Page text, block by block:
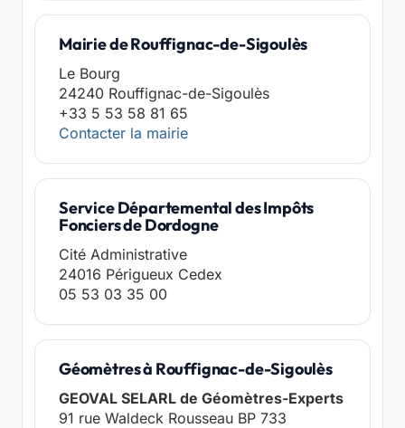
Mairie de Rouffignac-de-Sigoulès
Le Bourg
24240 Rouffignac-de-Sigoulès
+33 5 53 58 81 65
Contacter la mairie
Service Départemental des Impôts
Fonciers de Dordogne
Cité Administrative
24016 Périgueux Cedex
05 53 03 35 00
Géomètres à Rouffignac-de-Sigoulès
GEOVAL SELARL de Géomètres-Experts
91 rue Waldeck Rousseau BP 733